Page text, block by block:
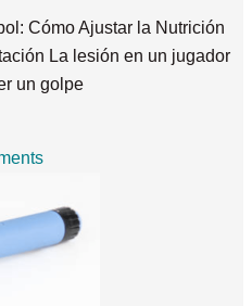
Cómo Ajustar la Nutrición
La lesión en un jugador
un golpe